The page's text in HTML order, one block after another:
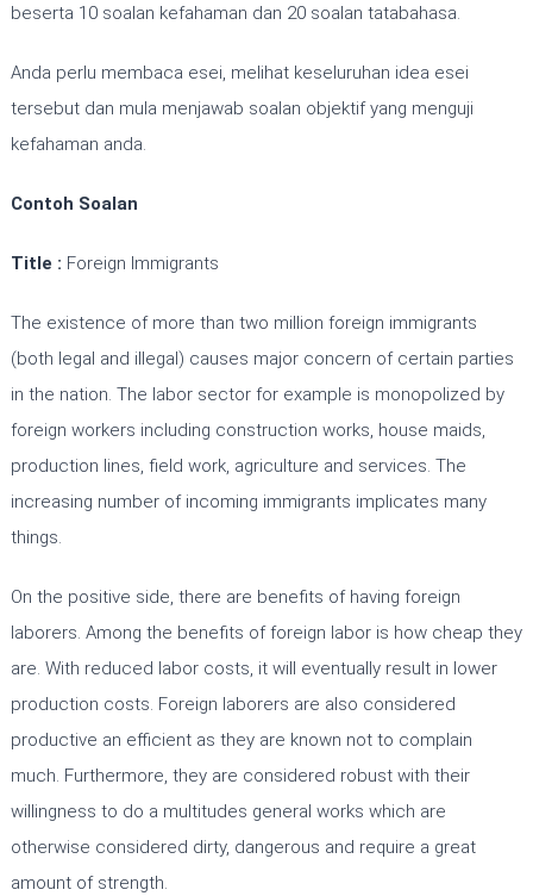
beserta 10 soalan kefahaman dan 20 soalan tatabahasa.
Anda perlu membaca esei, melihat keseluruhan idea esei
tersebut dan mula menjawab soalan objektif yang menguji
kefahaman anda.
Contoh Soalan
Title : Foreign Immigrants
The existence of more than two million foreign immigrants
(both legal and illegal) causes major concern of certain parties
in the nation. The labor sector for example is monopolized by
foreign workers including construction works, house maids,
production lines, field work, agriculture and services. The
increasing number of incoming immigrants implicates many
things.
On the positive side, there are benefits of having foreign
laborers. Among the benefits of foreign labor is how cheap they
are. With reduced labor costs, it will eventually result in lower
production costs. Foreign laborers are also considered
productive an efficient as they are known not to complain
much. Furthermore, they are considered robust with their
willingness to do a multitudes general works which are
otherwise considered dirty, dangerous and require a great
amount of strength.